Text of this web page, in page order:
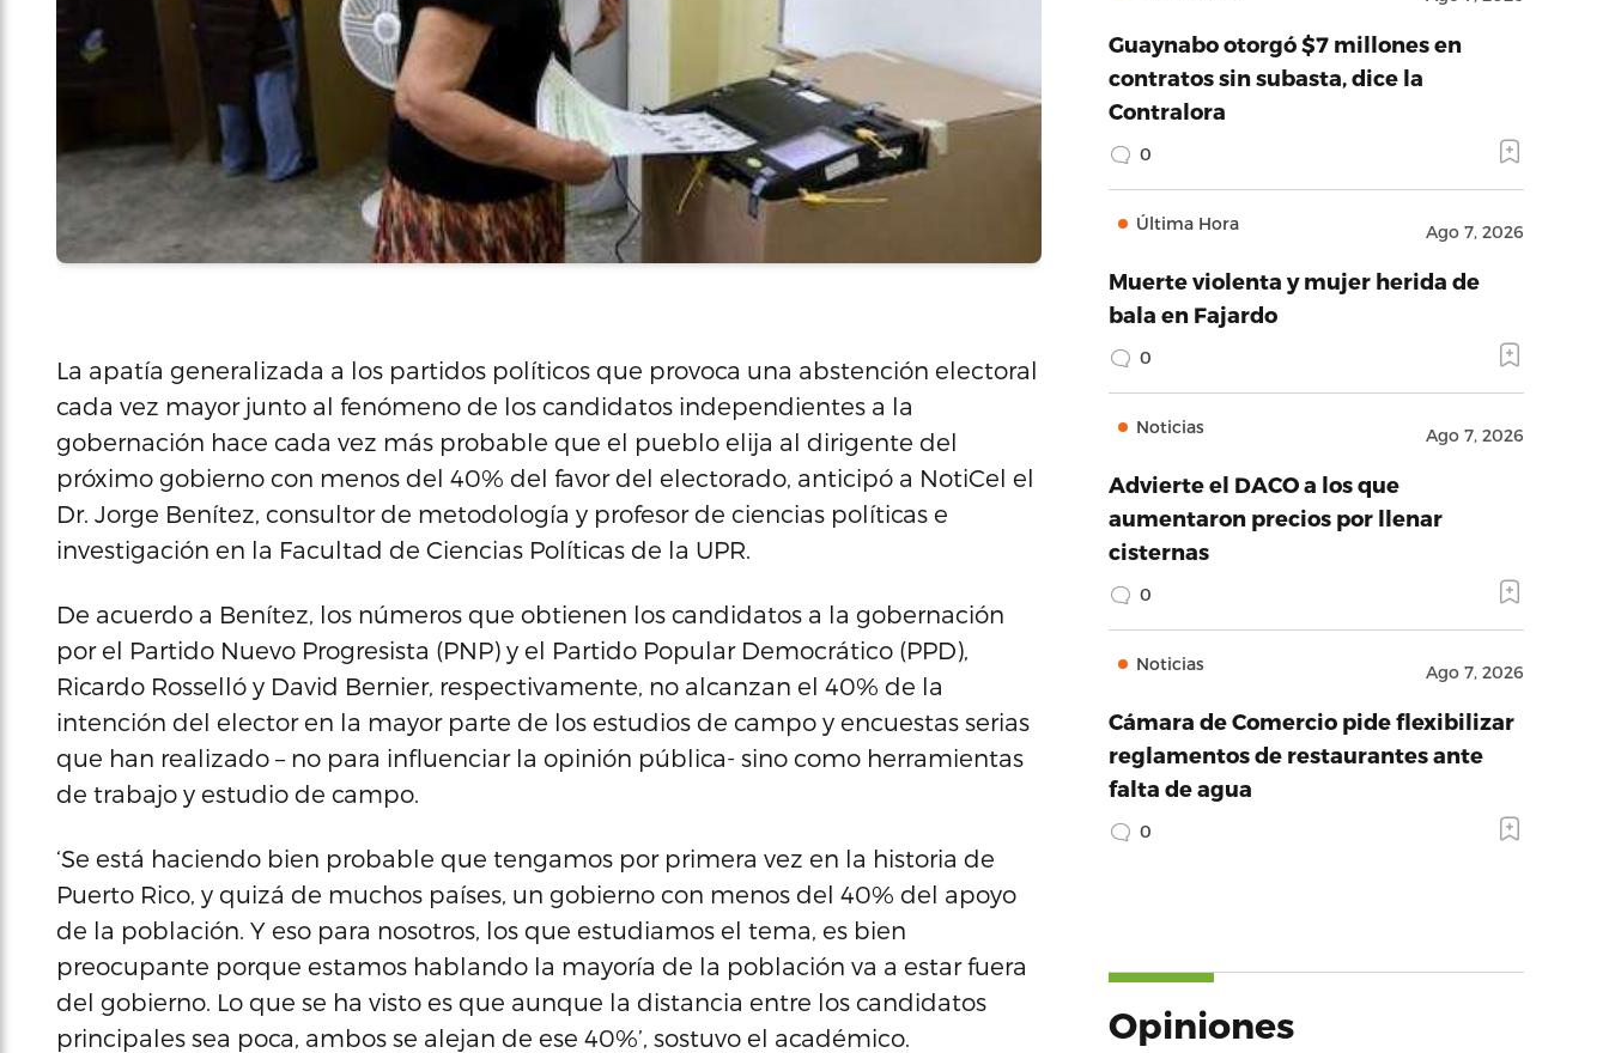
La apatía generalizada a los partidos políticos que provoca una abstención electoral
cada vez mayor junto al fenómeno de los candidatos independientes a la
gobernación hace cada vez más probable que el pueblo elija al dirigente del
próximo gobierno con menos del 40% del favor del electorado, anticipó a NotiCel el
Dr. Jorge Benítez, consultor de metodología y profesor de ciencias políticas e
investigación en la Facultad de Ciencias Políticas de la UPR.
De acuerdo a Benítez, los números que obtienen los candidatos a la gobernación
por el Partido Nuevo Progresista (PNP) y el Partido Popular Democrático (PPD),
Ricardo Rosselló y David Bernier, respectivamente, no alcanzan el 40% de la
intención del elector en la mayor parte de los estudios de campo y encuestas serias
que han realizado – no para influenciar la opinión pública- sino como herramientas
de trabajo y estudio de campo.
‘Se está haciendo bien probable que tengamos por primera vez en la historia de
Puerto Rico, y quizá de muchos países, un gobierno con menos del 40% del apoyo
de la población. Y eso para nosotros, los que estudiamos el tema, es bien
preocupante porque estamos hablando la mayoría de la población va a estar fuera
del gobierno. Lo que se ha visto es que aunque la distancia entre los candidatos
principales sea poca, ambos se alejan de ese 40%’, sostuvo el académico.
Guaynabo otorgó $7 millones en
contratos sin subasta, dice la
Contralora
0
Última Hora Ago 7, 2026
Muerte violenta y mujer herida de
bala en Fajardo
0
Noticias Ago 7, 2026
Advierte el DACO a los que
aumentaron precios por llenar
cisternas
0
Noticias Ago 7, 2026
Cámara de Comercio pide flexibilizar
reglamentos de restaurantes ante
falta de agua
0
Opiniones